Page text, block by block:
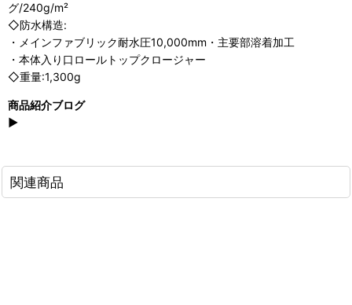
グ/240g/m²
◇防水構造:
・メインファブリック耐水圧10,000mm・主要部溶着加工
・本体入り口ロールトップクロージャー
◇重量:1,300g
商品紹介ブログ
▶
関連商品